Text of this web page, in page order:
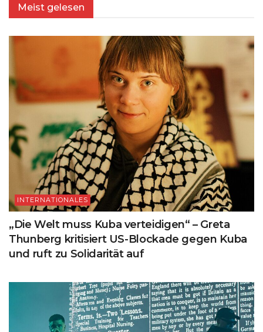
Meist gelesen
INTERNATIONALES
„Die Welt muss Kuba verteidigen“ – Greta
Thunberg kritisiert US-Blockade gegen Kuba
und ruft zu Solidarität auf